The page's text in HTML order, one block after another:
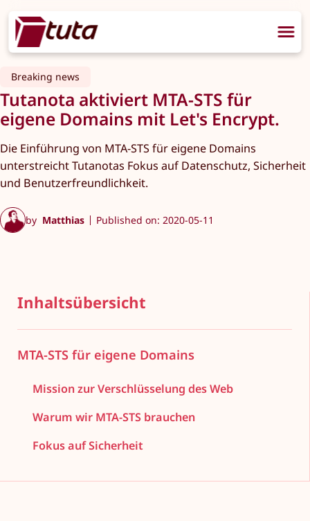
Breaking news
Tutanota aktiviert MTA-STS für
eigene Domains mit Let's Encrypt.
Die Einführung von MTA-STS für eigene Domains
unterstreicht Tutanotas Fokus auf Datenschutz, Sicherheit
und Benutzerfreundlichkeit.
by Matthias Published on: 2020-05-11
Inhaltsübersicht
MTA-STS für eigene Domains
Mission zur Verschlüsselung des Web
Warum wir MTA-STS brauchen
Fokus auf Sicherheit